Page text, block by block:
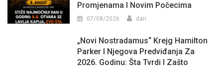
Promjenama I Novim Počecima
07/08/2026 dan
„Novi Nostradamus“ Krejg Hamilton
Parker I Njegova Predviđanja Za
2026. Godinu: Šta Tvrdi I Zašto